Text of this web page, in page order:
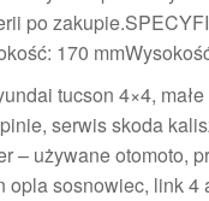
po
170
tucson 4×4,
serwis skoda
– używane otomoto,
opla sosnowiec, link